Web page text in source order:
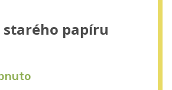
starého papíru